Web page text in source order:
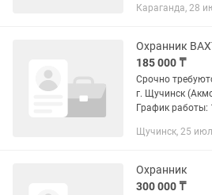
Караганда, 28
Охранник
185 000 ₸
Срочно
г. Щучинск
График
компании . Обязанности: -
Щучинск, 25
Охранник
300 000 ₸